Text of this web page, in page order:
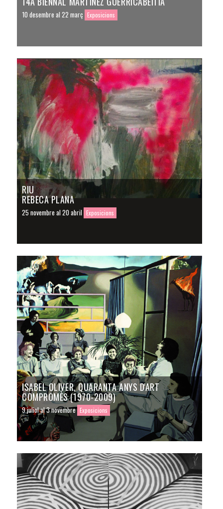
10 desembre al 22 març Exposicions
RIU
REBECA PLANA
25 novembre al 20 abril Exposicions
ISABEL OLIVER, QUARANTA ANYS D'ART
COMPROMÈS (1970-2009)
9 juliol al 3 novembre Exposicions